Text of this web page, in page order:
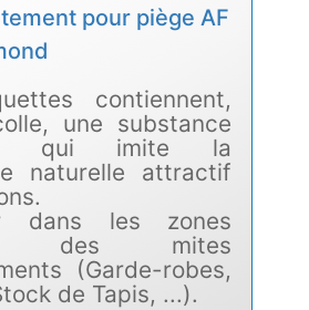
pour piège AF
contiennent,
une substance
qui imite la
naturelle attractif
dans les zones
des mites
(Garde-robes,
de Tapis, ...).